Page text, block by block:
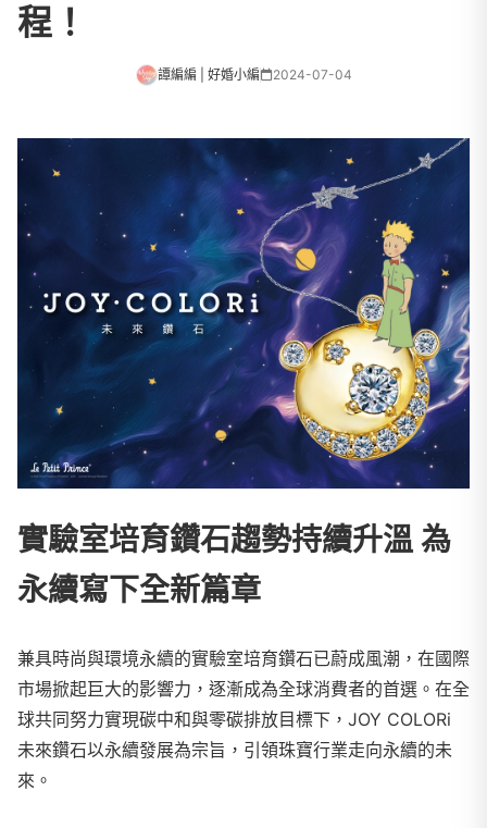
程！
譚編編 | 好婚小編 2024-07-04
實驗室培育鑽石趨勢持續升溫 為
永續寫下全新篇章
兼具時尚與環境永續的實驗室培育鑽石已蔚成風潮，在國際
市場掀起巨大的影響力，逐漸成為全球消費者的首選。在全
球共同努力實現碳中和與零碳排放目標下， JOY COLORi
未來鑽石以永續發展為宗旨，引領珠寶行業走向永續的未
來。